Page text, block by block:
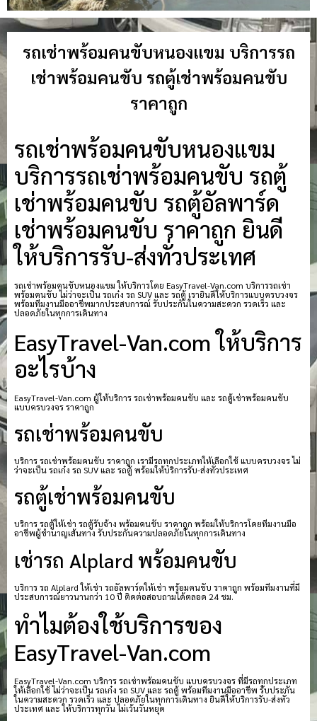
รถเช่าพร้อมคนขับหนองแขม บริการรถ
เช่าพร้อมคนขับ รถตู้เช่าพร้อมคนขับ
ราคาถูก
รถเช่าพร้อมคนขับหนองแขม
บริการรถเช่าพร้อมคนขับ รถตู้
เช่าพร้อมคนขับ รถตู้อัลพาร์ด
เช่าพร้อมคนขับ ราคาถูก ยินดี
ให้บริการรับ-ส่งทั่วประเทศ
รถเช่าพร้อมคนขับหนองแขม ให้บริการโดย EasyTravel-Van.com บริการรถเช่า
พร้อมคนขับ ไม่ว่าจะเป็น รถเก๋ง รถ SUV และ รถตู้ เรายินดีให้บริการแบบครบวงจร
พร้อมทีมงานมืออาชีพมากประสบการณ์ รับประกันในความสะดวก รวดเร็ว และ
ปลอดภัยในทุกการเดินทาง
EasyTravel-Van.com ให้บริการ
อะไรบ้าง
EasyTravel-Van.com ผู้ให้บริการ รถเช่าพร้อมคนขับ และ รถตู้เช่าพร้อมคนขับ
แบบครบวงจร ราคาถูก
รถเช่าพร้อมคนขับ
บริการ รถเช่าพร้อมคนขับ ราคาถูก เรามีรถทุกประเภทให้เลือกใช้ แบบครบวงจร ไม่
ว่าจะเป็น รถเก๋ง รถ SUV และ รถตู้ พร้อมให้บริการรับ-ส่งทั่วประเทศ
รถตู้เช่าพร้อมคนขับ
บริการ รถตู้ให้เช่า รถตู้รับจ้าง พร้อมคนขับ ราคาถูก พร้อมให้บริการโดยทีมงานมือ
อาชีพผู้ชำนาญเส้นทาง รับประกันความปลอดภัยในทุกการเดินทาง
เช่ารถ Alplard พร้อมคนขับ
บริการ รถ Alplard ให้เช่า รถอัลพาร์ดให้เช่า พร้อมคนขับ ราคาถูก พร้อมทีมงานที่มี
ประสบการณ์ยาวนานกว่า 10 ปี ติดต่อสอบถามได้ตลอด 24 ชม.
ทำไมต้องใช้บริการของ
EasyTravel-Van.com
EasyTravel-Van.com บริการ รถเช่าพร้อมคนขับ แบบครบวงจร ที่มีรถทุกประเภท
ให้เลือกใช้ ไม่ว่าจะเป็น รถเก๋ง รถ SUV และ รถตู้ พร้อมทีมงานมืออาชีพ รับประกัน
ในความสะดวก รวดเร็ว และ ปลอดภัยในทุกการเดินทาง ยินดีให้บริการรับ-ส่งทั่ว
ประเทศ และ ให้บริการทุกวัน ไม่เว้นวันหยุด